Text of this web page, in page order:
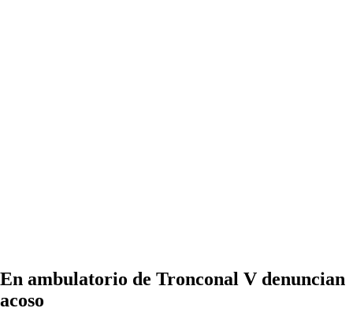
En ambulatorio de Tronconal V denuncian
acoso